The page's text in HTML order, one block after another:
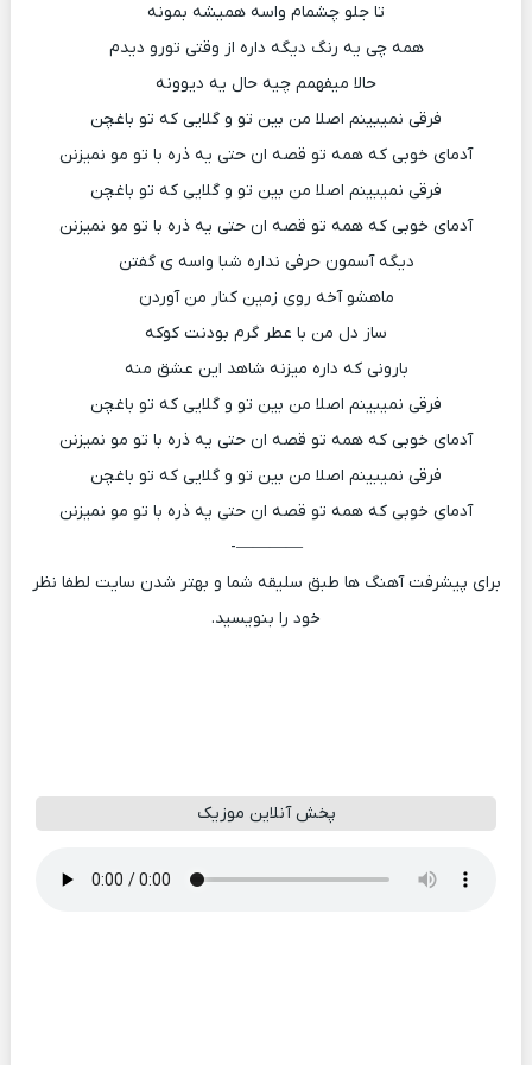
تا جلو چشمام واسه همیشه بمونه
همه چی یه رنگ دیگه داره از وقتی تورو دیدم
حالا میفهمم چیه حال یه دیوونه
فرقی نمیبینم اصلا من بین تو و گلایی که تو باغچن
آدمای خوبی که همه تو قصه ان حتی یه ذره با تو مو نمیزنن
فرقی نمیبینم اصلا من بین تو و گلایی که تو باغچن
آدمای خوبی که همه تو قصه ان حتی یه ذره با تو مو نمیزنن
دیگه آسمون حرفی نداره شبا واسه ی گفتن
ماهشو آخه روی زمین کنار من آوردن
ساز دل من با عطر گرم بودنت کوکه
بارونی که داره میزنه شاهد این عشق منه
فرقی نمیبینم اصلا من بین تو و گلایی که تو باغچن
آدمای خوبی که همه تو قصه ان حتی یه ذره با تو مو نمیزنن
فرقی نمیبینم اصلا من بین تو و گلایی که تو باغچن
آدمای خوبی که همه تو قصه ان حتی یه ذره با تو مو نمیزنن
————-
برای پیشرفت آهنگ ها طبق سلیقه شما و بهتر شدن سایت لطفا نظر
خود را بنویسید.
پخش آنلاین موزیک